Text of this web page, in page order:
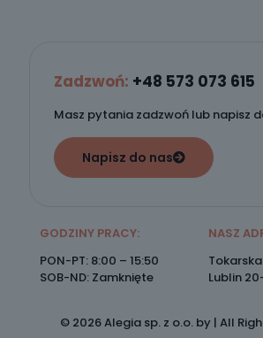
Zadzwoń: +48 573 073 615
Masz pytania zadzwoń lub napisz
Napisz do nas
GODZINY PRACY:
PON-PT: 8:00 – 15:50
SOB-ND: Zamknięte
NASZ
Tokarska
Lublin
© 2026 Alegia sp. z o.o. by | All